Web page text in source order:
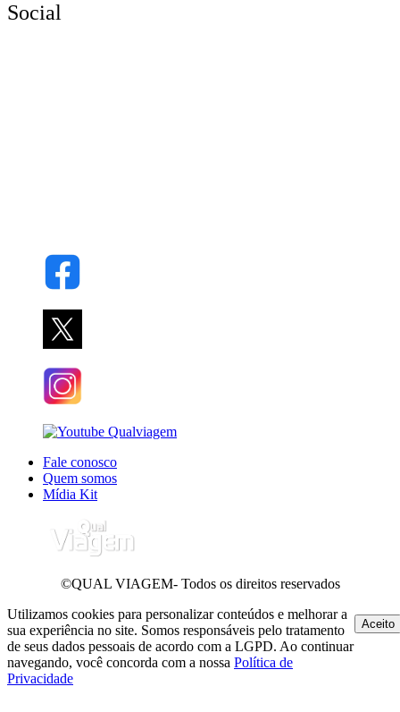
Social
Fale conosco
Quem somos
Mídia Kit
©QUAL VIAGEM- Todos os direitos reservados
Utilizamos cookies para personalizar conteúdos e melhorar a
sua experiência no site. Somos responsáveis pelo tratamento
de seus dados pessoais de acordo com a LGPD. Ao continuar
navegando, você concorda com a nossa Política de
Privacidade
Aceito